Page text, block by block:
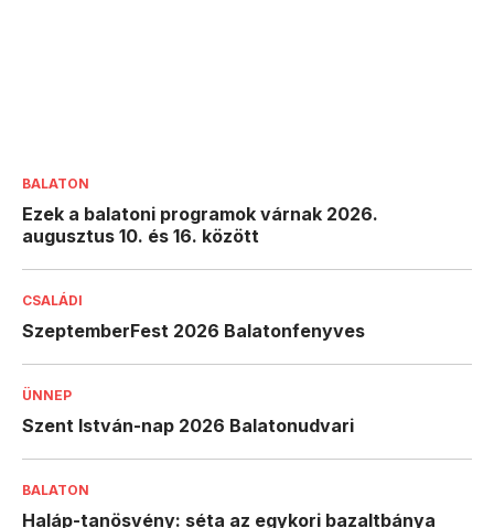
BALATON
Ezek a balatoni programok várnak 2026.
augusztus 10. és 16. között
CSALÁDI
SzeptemberFest 2026 Balatonfenyves
ÜNNEP
Szent István-nap 2026 Balatonudvari
BALATON
Haláp-tanösvény: séta az egykori bazaltbánya